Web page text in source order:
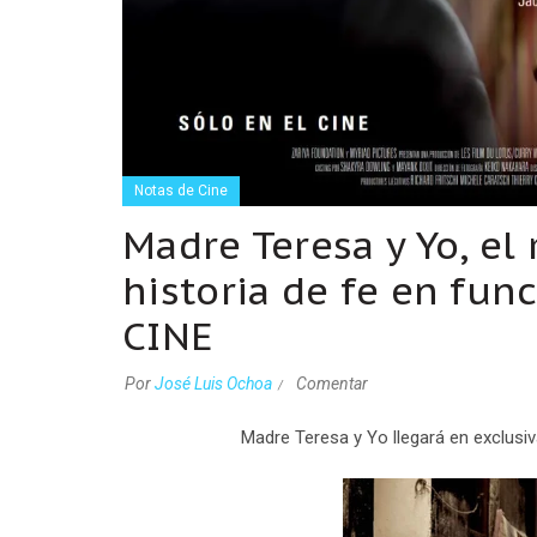
Notas de Cine
Madre Teresa y Yo,
historia de fe en
CINE
PorJosé Luis Ochoa Comentar
Madre Teresa y Yo llegará en